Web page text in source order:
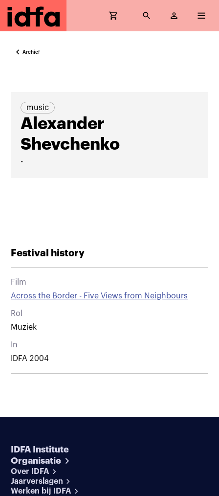
Archief
music
Alexander
Shevchenko
-
Festival history
Film
Across the Border - Five Views from Neighbours
Rol
Muziek
In
IDFA 2004
IDFA Institute
Organisatie
Over IDFA
Jaarverslagen
Werken bij IDFA